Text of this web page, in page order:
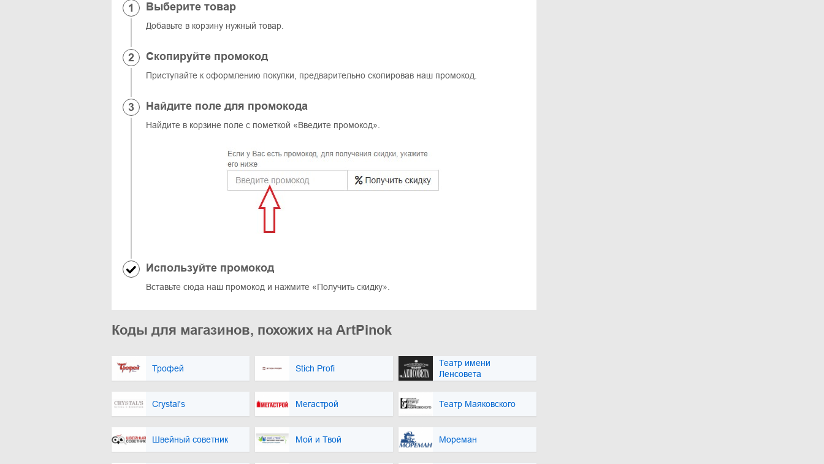
Выберите товар
Добавьте в корзину нужный товар.
Скопируйте промокод
Приступайте к оформлению покупки, предварительно скопировав наш промокод.
Найдите поле для промокода
Найдите в корзине поле с пометкой «Введите промокод».
Используйте промокод
Вставьте сюда наш промокод и нажмите «Получить скидку».
Коды для магазинов, похожих на ArtPinok
Трофей Stich Profi
Театр имени
Ленсовета
Crystal's Мегастрой Театр Маяковского
Швейный советник Мой и Твой Мореман